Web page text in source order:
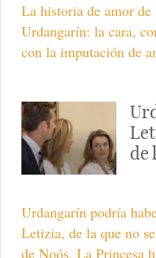
La historia de amor
Urdangarín: la cara,
con la imputación de
de
Urdangarín podría
Letizia, de la que no
de Noós. La Princesa